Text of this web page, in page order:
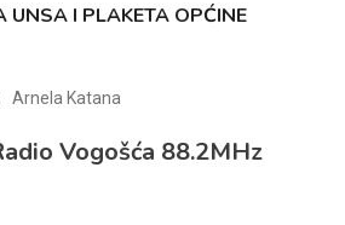
UNSA I PLAKETA OPĆINE
Arnela Katana
Vogošća 88.2MHz